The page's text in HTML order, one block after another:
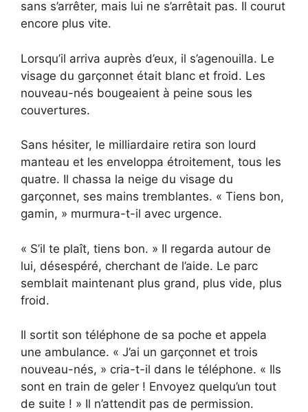
sans s’arrêter, mais lui ne s’arrêtait pas. Il courut
encore plus vite.
Lorsqu’il arriva auprès d’eux, il s’agenouilla. Le
visage du garçonnet était blanc et froid. Les
nouveau-nés bougeaient à peine sous les
couvertures.
Sans hésiter, le milliardaire retira son lourd
manteau et les enveloppa étroitement, tous les
quatre. Il chassa la neige du visage du
garçonnet, ses mains tremblantes. « Tiens bon,
gamin, » murmura-t-il avec urgence.
« S’il te plaît, tiens bon. » Il regarda autour de
lui, désespéré, cherchant de l’aide. Le parc
semblait maintenant plus grand, plus vide, plus
froid.
Il sortit son téléphone de sa poche et appela
une ambulance. « J’ai un garçonnet et trois
nouveau-nés, » cria-t-il dans le téléphone. « Ils
sont en train de geler ! Envoyez quelqu’un tout
de suite ! » Il n’attendit pas de permission.